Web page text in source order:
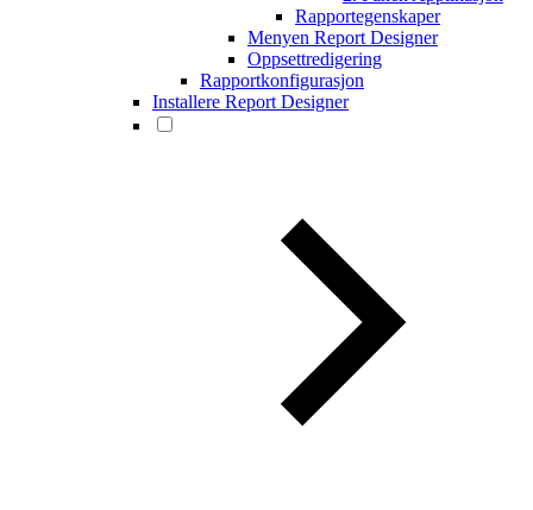
Rapportegenskaper
Menyen Report Designer
Oppsettredigering
Rapportkonfigurasjon
Installere Report Designer